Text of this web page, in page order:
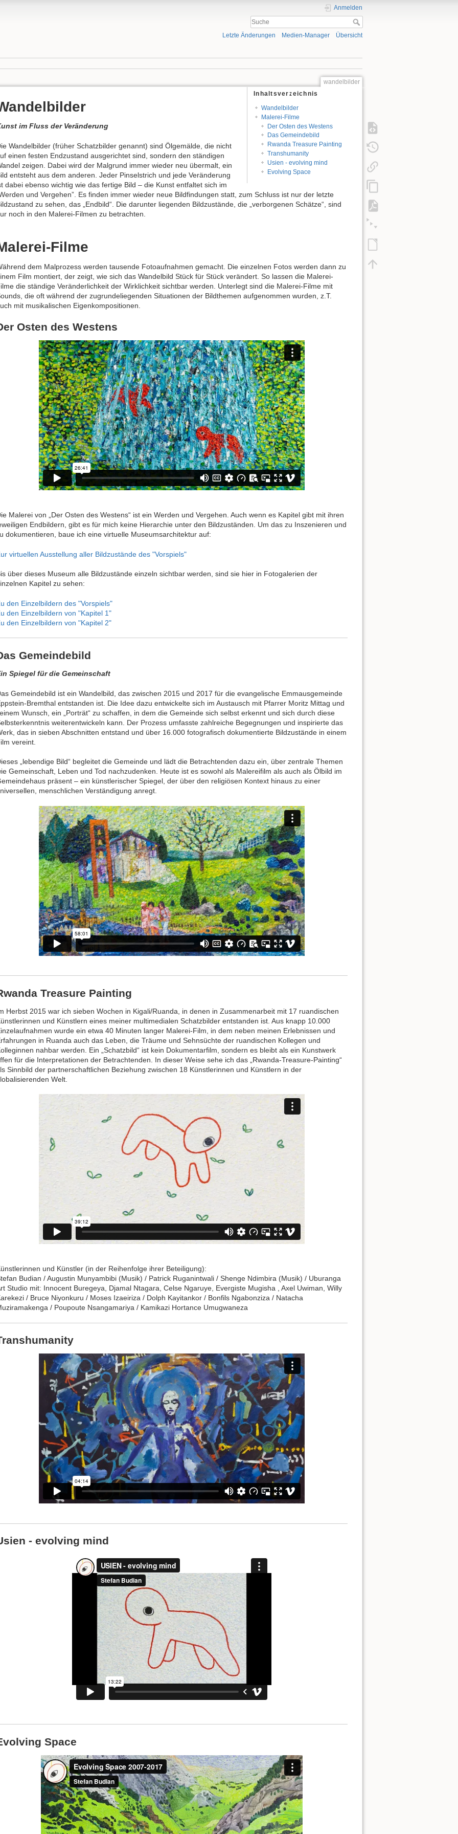
Anmelden
Letzte Änderungen Medien-Manager Übersicht
wandelbilder
Inhaltsverzeichnis
Wandelbilder
Malerei-Filme
Der Osten des Westens
Das Gemeindebild
Rwanda Treasure Painting
Transhumanity
Usien - evolving mind
Evolving Space
im Fluss der Veränderung
Wandelbilder (früher Schatzbilder genannt) sind Ölgemälde, die nicht
einen festen Endzustand ausgerichtet sind, sondern den ständigen
zeigen. Dabei wird der Malgrund immer wieder neu übermalt, ein
entsteht aus dem anderen. Jeder Pinselstrich und jede Veränderung
dabei ebenso wichtig wie das fertige Bild – die Kunst entfaltet sich im
und Vergehen”. Es finden immer wieder neue Bildfindungen statt, zum Schluss ist nur der letzte
zu sehen, das „Endbild“. Die darunter liegenden Bildzustände, die „verborgenen Schätze“, sind
noch in den Malerei-Filmen zu betrachten.
Filme
dem Malprozess werden tausende Fotoaufnahmen gemacht. Die einzelnen Fotos werden dann zu
Film montiert, der zeigt, wie sich das Wandelbild Stück für Stück verändert. So lassen die Malerei-
die ständige Veränderlichkeit der Wirklichkeit sichtbar werden. Unterlegt sind die Malerei-Filme mit
die oft während der zugrundeliegenden Situationen der Bildthemen aufgenommen wurden, z.T.
mit musikalischen Eigenkompositionen.
Osten des Westens
Malerei von „Der Osten des Westens“ ist ein Werden und Vergehen. Auch wenn es Kapitel gibt mit ihren
Endbildern, gibt es für mich keine Hierarchie unter den Bildzuständen. Um das zu Inszenieren und
dokumentieren, baue ich eine virtuelle Museumsarchitektur auf:
virtuellen Ausstellung aller Bildzustände des "Vorspiels"
über dieses Museum alle Bildzustände einzeln sichtbar werden, sind sie hier in Fotogalerien der
Kapitel zu sehen:
den Einzelbildern des "Vorspiels"
den Einzelbildern von "Kapitel 1"
den Einzelbildern von "Kapitel 2"
Gemeindebild
Spiegel für die Gemeinschaft
Gemeindebild ist ein Wandelbild, das zwischen 2015 und 2017 für die evangelische Emmausgemeinde
Bremthal entstanden ist. Die Idee dazu entwickelte sich im Austausch mit Pfarrer Moritz Mittag und
Wunsch, ein „Porträt“ zu schaffen, in dem die Gemeinde sich selbst erkennt und sich durch diese
weiterentwickeln kann. Der Prozess umfasste zahlreiche Begegnungen und inspirierte das
das in sieben Abschnitten entstand und über 16.000 fotografisch dokumentierte Bildzustände in einem
vereint.
„lebendige Bild“ begleitet die Gemeinde und lädt die Betrachtenden dazu ein, über zentrale Themen
Gemeinschaft, Leben und Tod nachzudenken. Heute ist es sowohl als Malereifilm als auch als Ölbild im
präsent – ein künstlerischer Spiegel, der über den religiösen Kontext hinaus zu einer
menschlichen Verständigung anregt.
Treasure Painting
Herbst 2015 war ich sieben Wochen in Kigali/Ruanda, in denen in Zusammenarbeit mit 17 ruandischen
und Künstlern eines meiner multimedialen Schatzbilder entstanden ist. Aus knapp 10.000
wurde ein etwa 40 Minuten langer Malerei-Film, in dem neben meinen Erlebnissen und
in Ruanda auch das Leben, die Träume und Sehnsüchte der ruandischen Kollegen und
nahbar werden. Ein „Schatzbild“ ist kein Dokumentarfilm, sondern es bleibt als ein Kunstwerk
für die Interpretationen der Betrachtenden. In dieser Weise sehe ich das „Rwanda-Treasure-Painting“
Sinnbild der partnerschaftlichen Beziehung zwischen 18 Künstlerinnen und Künstlern in der
Welt.
und Künstler (in der Reihenfolge ihrer Beteiligung):
Budian / Augustin Munyambibi (Musik) / Patrick Ruganintwali / Shenge Ndimbira (Musik) / Uburanga
Studio mit: Innocent Buregeya, Djamal Ntagara, Celse Ngaruye, Evergiste Mugisha , Axel Uwiman, Willy
/ Bruce Niyonkuru / Moses Izaeiriza / Dolph Kayitankor / Bonfils Ngabonziza / Natacha
/ Poupoute Nsangamariya / Kamikazi Hortance Umugwaneza
- evolving mind
Space